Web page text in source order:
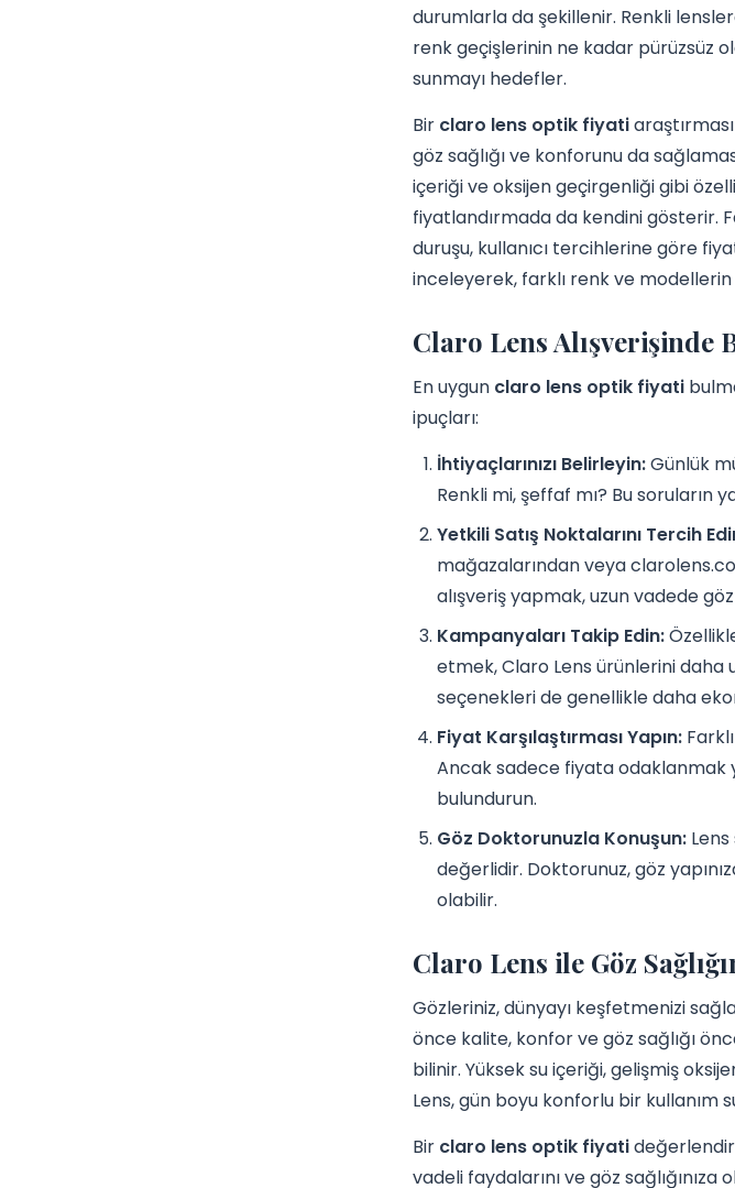
durumlarla da şekillenir. Renkli
renk geçişlerinin ne kadar pürüzsüz
sunmayı hedefler.
Bir claro lens optik fiyati
göz sağlığı ve konforunu da
içeriği ve oksijen geçirgenliği gibi
fiyatlandırmada da kendini gösterir.
duruşu, kullanıcı tercihlerine göre
inceleyerek, farklı renk ve modellerin
Claro Lens Alışverişinde
En uygun claro lens optik fiyati
ipuçları:
İhtiyaçlarınızı Belirleyin:Günlük
Renkli mi, şeffaf mı? Bu soruların
Yetkili Satış Noktalarını Tercih
mağazalarından veya
alışveriş yapmak, uzun vadede göz
Kampanyaları Takip Edin:
etmek, Claro Lens ürünlerini daha
seçenekleri de genellikle daha
Fiyat Karşılaştırması Yapın:
Ancak sadece fiyata odaklanmak
bulundurun.
Göz Doktorunuzla Konuşun:
değerlidir. Doktorunuz, göz
olabilir.
Claro Lens ile Göz
Gözleriniz, dünyayı keşfetmenizi
önce kalite, konfor ve göz sağlığı
bilinir. Yüksek su içeriği, gelişmiş
Lens, gün boyu konforlu bir kullanım
Bir claro lens optik fiyati
vadeli faydalarını ve göz sağlığınıza